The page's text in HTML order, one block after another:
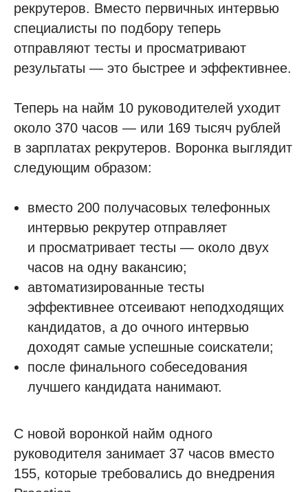
рекрутеров. Вместо первичных интервью
специалисты по подбору теперь
отправляют тесты и просматривают
результаты — это быстрее и эффективнее.
Теперь на найм 10 руководителей уходит
около 370 часов — или 169 тысяч рублей
в зарплатах рекрутеров. Воронка выглядит
следующим образом:
вместо 200 получасовых телефонных
интервью рекрутер отправляет
и просматривает тесты — около двух
часов на одну вакансию;
автоматизированные тесты
эффективнее отсеивают неподходящих
кандидатов, а до очного интервью
доходят самые успешные соискатели;
после финального собеседования
лучшего кандидата нанимают.
С новой воронкой найм одного
руководителя занимает 37 часов вместо
155, которые требовались до внедрения